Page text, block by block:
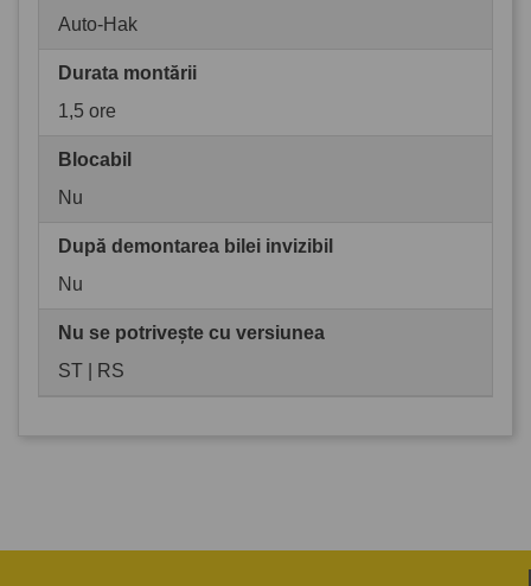
Auto-Hak
Durata montării
1,5 ore
Blocabil
Nu
După demontarea bilei invizibil
Nu
Nu se potrivește cu versiunea
ST | RS